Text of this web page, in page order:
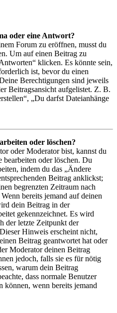
oder eine Antwort?
Forum zu eröffnen, musst du
Um auf einen Beitrag zu
klicken. Es könnte sein,
ist, bevor du einen
Berechtigungen sind jeweils
Beitragsansicht aufgelistet. Z. B.
„Du darfst Dateianhänge
oder löschen?
oder Moderator bist, kannst du
bearbeiten oder löschen. Du
indem du das „Ändere
Beitrag anklickst;
begrenzten Zeitraum nach
bereits jemand auf deinen
dein Beitrag in der
gekennzeichnet. Es wird
der letzte Zeitpunkt der
Hinweis erscheint nicht,
Beitrag geantwortet hat oder
Moderator deinen Beitrag
jedoch, falls sie es für nötig
warum dein Beitrag
dass normale Benutzer
können, wenn bereits jemand